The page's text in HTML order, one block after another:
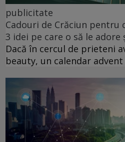
publicitate
Cadouri de Crăciun pentru
3 idei pe care o să le adore
Dacă în cercul de prieteni
beauty, un calendar